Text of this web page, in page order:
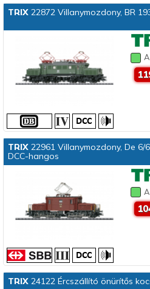
TRIX22872 Villanymozdony, BR
TRIX22961 Villanymozdony, De 6/
DCC-hangos
TRIX24122 Ércszállító önürítős